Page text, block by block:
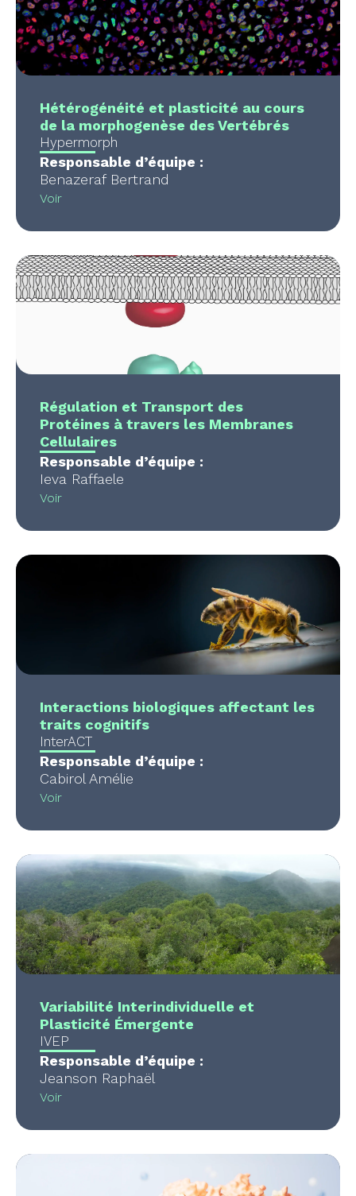
Hétérogénéité et plasticité au cours
de la morphogenèse des Vertébrés
Hypermorph
Responsable d’équipe :
Benazeraf Bertrand
Voir
Régulation et Transport des
Protéines à travers les Membranes
Cellulaires
Responsable d’équipe :
Ieva Raffaele
Voir
Interactions biologiques affectant les
traits cognitifs
InterACT
Responsable d’équipe :
Cabirol Amélie
Voir
Variabilité Interindividuelle et
Plasticité Émergente
IVEP
Responsable d’équipe :
Jeanson Raphaël
Voir